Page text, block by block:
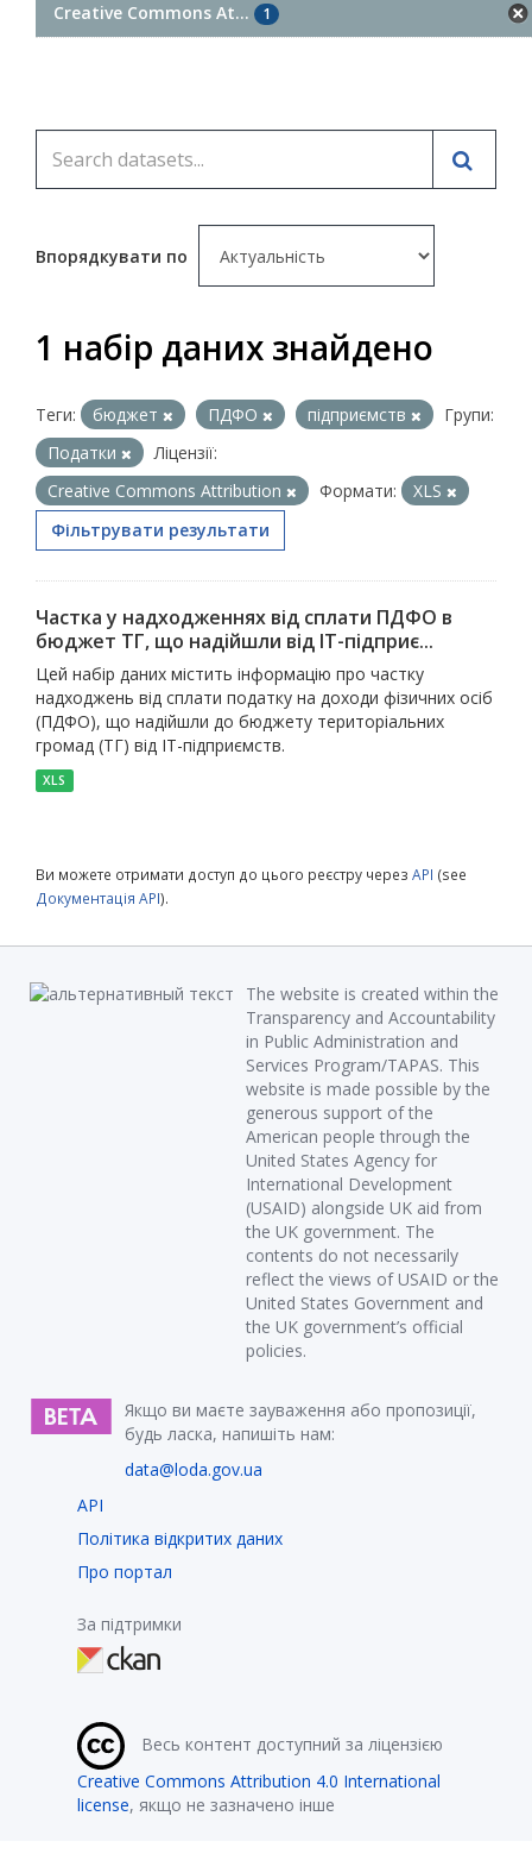
Creative Commons At... 1
Впорядкувати по
1 набір даних знайдено
Теги: бюджет ПДФО підприємств
Групи:
Податки
Ліцензії:
Creative Commons Attribution
Формати:
XLS
Фільтрувати результати
Частка у надходженнях від сплати ПДФО в
бюджет ТГ, що надійшли від ІТ-підприє...
Цей набір даних містить інформацію про частку
надходжень від сплати податку на доходи фізичних осіб
(ПДФО), що надійшли до бюджету територіальних
громад (ТГ) від ІТ-підприємств.
XLS
Ви можете отримати доступ до цього реєстру через API (see
Документація API).
The website is created within the
Transparency and Accountability
in Public Administration and
Services Program/TAPAS. This
website is made possible by the
generous support of the
American people through the
United States Agency for
International Development
(USAID) alongside UK aid from
the UK government. The
contents do not necessarily
reflect the views of USAID or the
United States Government and
the UK government’s official
policies.
Якщо ви маєте зауваження або пропозиції,
будь ласка, напишіть нам:
data@loda.gov.ua
API
Політика відкритих даних
Про портал
За підтримки
Весь контент доступний за ліцензією
Creative Commons Attribution 4.0 International
license, якщо не зазначено інше